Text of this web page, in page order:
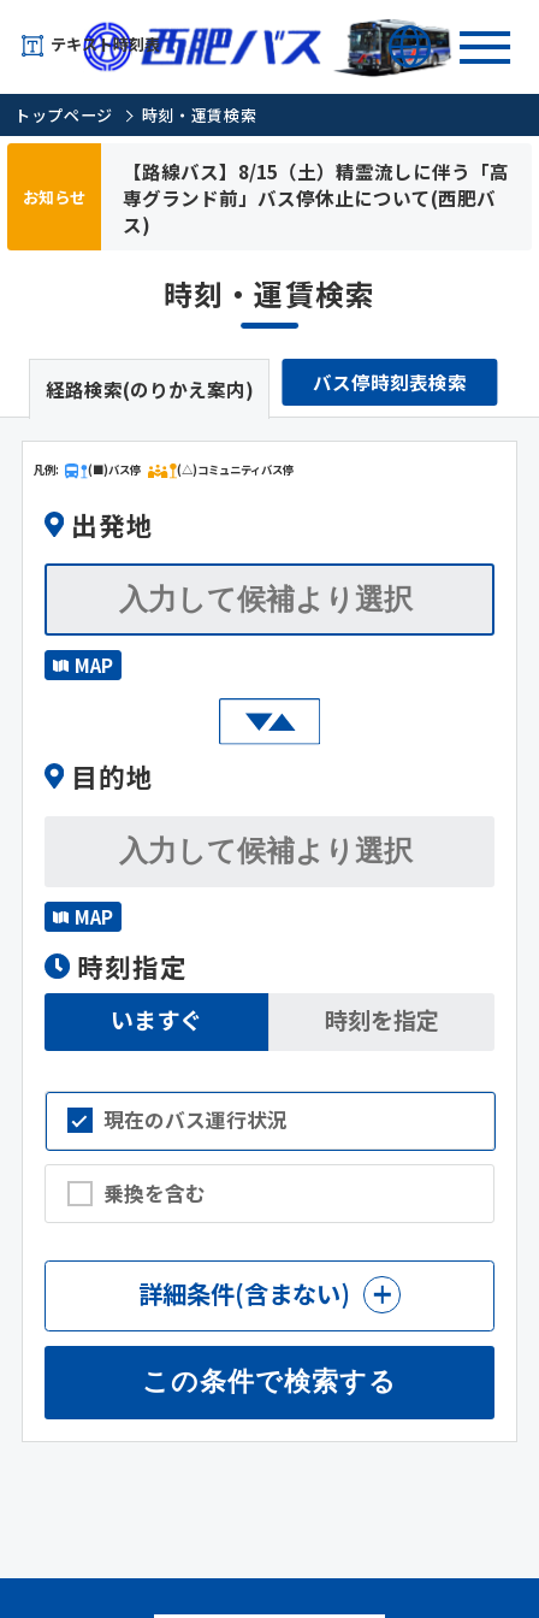
テキスト時刻表
トップページ 時刻・運賃検索
お知らせ
【路線バス】8/15（土）精霊流しに伴う「高
専グランド前」バス停休止について(西肥バ
ス)
時刻・運賃検索
経路検索(のりかえ案内) バス停時刻表検索
凡例: (■)バス停 (△)コミュニティバス停
出発地
MAP
目的地
MAP
時刻指定
いますぐ 時刻を指定
現在のバス運行状況
乗換を含む
詳細条件(含まない)
この条件で検索する